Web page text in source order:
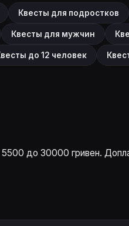
Квесты для подростков
Квесты для мужчин
до 12 человек
до 30000 гривен.